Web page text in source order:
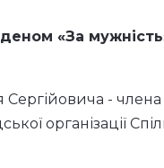
«За мужність»
- члена
організації